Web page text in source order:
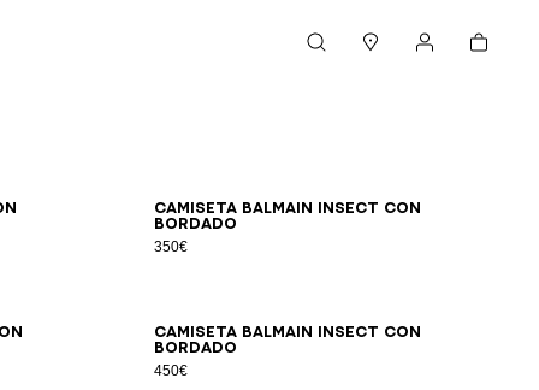
Cesta
Camiseta Balmain Insect con
bordado
350€
XSS MLXL2XL3XL
Camiseta Balmain Insect con
bordado
450€
2XSXSSMLXL 2XL3XL